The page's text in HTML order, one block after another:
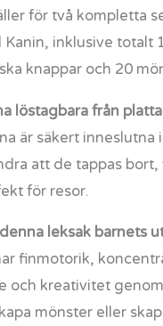
för två kompletta
Kanin, inklusive totalt
knappar och 20
löstagbara från
är säkert inneslutna
att de tappas
för resor.
leksak barnets
finmotorik,
och kreativitet
mönster eller